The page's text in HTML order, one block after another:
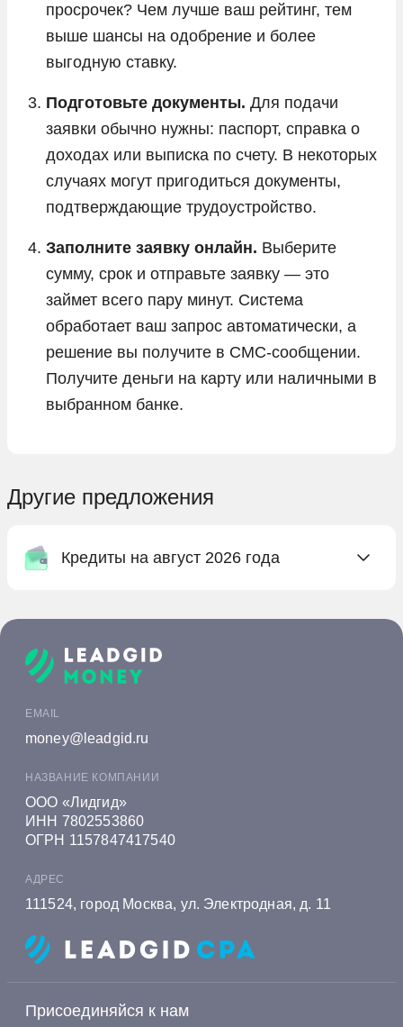
просрочек? Чем лучше ваш рейтинг, тем
выше шансы на одобрение и более
выгодную ставку.
Подготовьте документы. Для подачи
заявки обычно нужны: паспорт, справка о
доходах или выписка по счету. В некоторых
случаях могут пригодиться документы,
подтверждающие трудоустройство.
Заполните заявку онлайн. Выберите
сумму, срок и отправьте заявку — это
займет всего пару минут. Система
обработает ваш запрос автоматически, а
решение вы получите в СМС-сообщении.
Получите деньги на карту или наличными в
выбранном банке.
Другие предложения
Кредиты на август 2026 года
Онлайн заявка на кредит в Алеф-Банке
Онлайн заявка на кредит в Алмазэргиэнбанке
Онлайн заявка на кредит в Экспобанке
Онлайн заявка на кредит в Енисейском
Онлайн заявка на кредит в Газэнергобанке
Онлайн заявка на кредит в Генбанке
Онлайн заявка на кредит в Ингосстрах Банке
EMAIL
money@leadgid.ru
НАЗВАНИЕ КОМПАНИИ
ООО «Лидгид»
ИНН 7802553860
ОГРН 1157847417540
АДРЕС
111524, город Москва, ул. Электродная, д. 11
Присоединяйся к нам